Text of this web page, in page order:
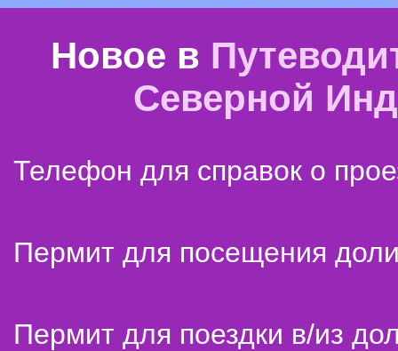
Новое в
Северной
Телефон для справок о
Пермит для посещения
Пермит для поездки в/из